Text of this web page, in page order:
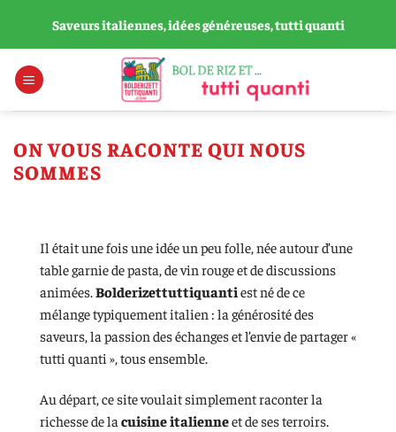
contenu
Saveurs italiennes, idées généreuses, tutti quanti
ON VOUS RACONTE QUI NOUS
SOMMES
Il était une fois une idée un peu folle, née autour d’une
table garnie de pasta, de vin rouge et de discussions
animées.Bolderizettuttiquanti est né de ce
mélange typiquement italien : la générosité des
saveurs, la passion des échanges et l’envie de partager «
tutti quanti », tous ensemble.
Au départ, ce site voulait simplement raconter la
richesse de la cuisine italienneet de ses terroirs.